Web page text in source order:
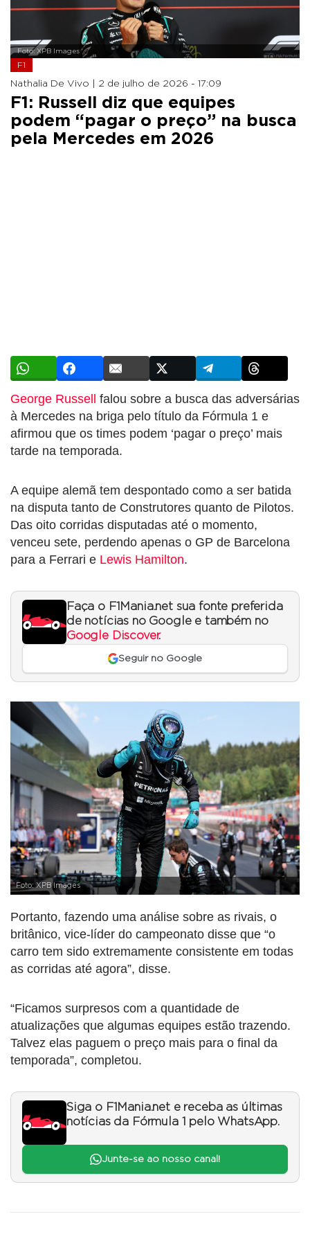
Foto: XPB Images
F1
Nathalia De Vivo | 2 de julho de 2026 - 17:09
F1: Russell diz que equipes
podem “pagar o preço” na busca
pela Mercedes em 2026
George Russell falou sobre a busca das adversárias
à Mercedes na briga pelo título da Fórmula 1 e
afirmou que os times podem ‘pagar o preço’ mais
tarde na temporada.
A equipe alemã tem despontado como a ser batida
na disputa tanto de Construtores quanto de Pilotos.
Das oito corridas disputadas até o momento,
venceu sete, perdendo apenas o GP de Barcelona
para a Ferrari e Lewis Hamilton.
Faça o F1Mania.net sua fonte preferida
de notícias no Google e também no
Google Discover.
Seguir no Google
Foto: XPB Images
Portanto, fazendo uma análise sobre as rivais, o
britânico, vice-líder do campeonato disse que “o
carro tem sido extremamente consistente em todas
as corridas até agora”, disse.
“Ficamos surpresos com a quantidade de
atualizações que algumas equipes estão trazendo.
Talvez elas paguem o preço mais para o final da
temporada”, completou.
Siga o F1Mania.net e receba as últimas
notícias da Fórmula 1 pelo WhatsApp.
Junte-se ao nosso canal!